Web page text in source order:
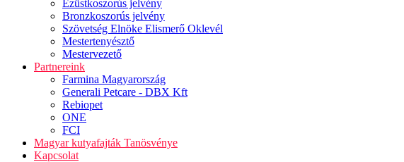
Ezüstkoszorús jelvény
Bronzkoszorús jelvény
Szövetség Elnöke Elismerő Oklevél
Mestertenyésztő
Mestervezető
Partnereink
Farmina Magyarország
Generali Petcare - DBX Kft
Rebiopet
ONE
FCI
Magyar kutyafajták Tanösvénye
Kapcsolat